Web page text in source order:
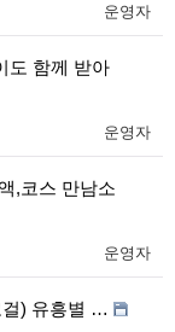
운영자
도 함께 받아
운영자
,코스 만남소
운영자
걸) 유흥별 …